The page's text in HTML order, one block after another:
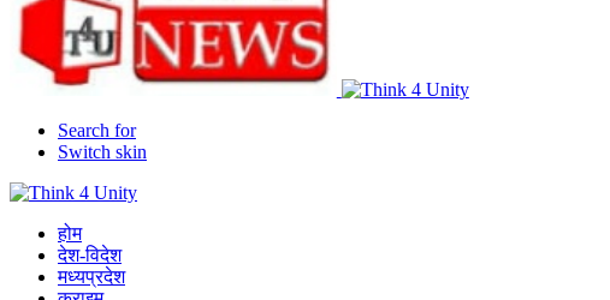
Search for
Switch skin
होम
देश-विदेश
मध्यप्रदेश